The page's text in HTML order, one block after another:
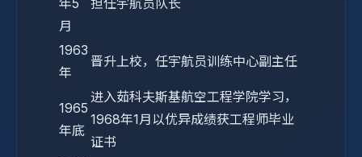
年5
月
担任宇航员队长
1963
年
晋升上校，任宇航员训练中心副主任
1965
年底
进入茹科夫斯基航空工程学院学习，
1968年1月以优异成绩获工程师毕业
证书